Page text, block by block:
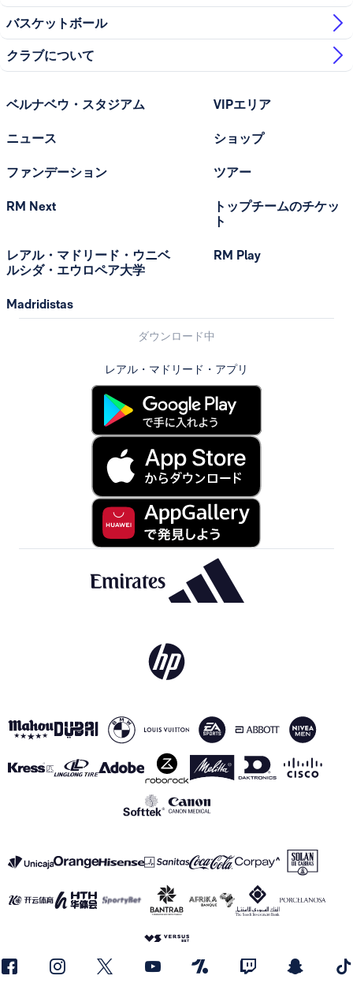
バスケットボール
クラブについて
ベルナベウ・スタジアム
ニュース
ファンデーション
RM Next
レアル・マドリード・ウニベ
ルシダ・エウロペア大学
Madridistas
VIPエリア
ショップ
ツアー
トップチームのチケッ
ト
RM Play
ダウンロード中
レアル・マドリード・アプリ